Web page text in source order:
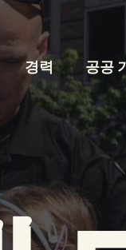
경력 공공